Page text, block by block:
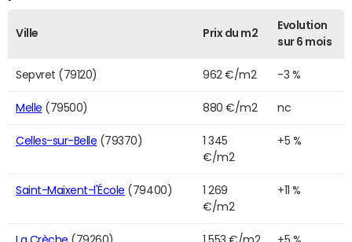
Ville Prix du m2
Evolution
sur 6 mois
Sepvret (79120) 962 €/m2 -3 %
Melle (79500) 880 €/m2 nc
Celles-sur-Belle (79370)
1 345
€/m2
+5 %
Saint-Maixent-l'École (79400)
1 269
€/m2
+11 %
La Crèche (79260) 1 553 €/m2 +5 %